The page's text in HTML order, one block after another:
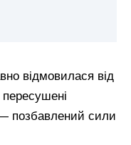
відмовилася від
пересушені
позбавлений сили